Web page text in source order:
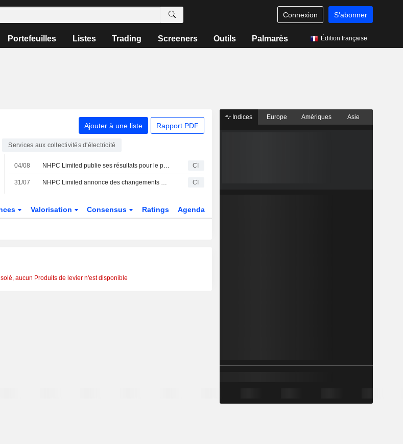
Connexion S'abonner
Portefeuilles Listes Trading Screeners Outils Palmarès Édition française
Ajouter à une liste Rapport PDF
Services aux collectivités d'électricité
04/08 NHPC Limited publie ses résultats pour le premier trimestre clos le 30 juin 2026 CI
31/07 NHPC Limited annonce des changements de direction, effectifs au 31 juillet 2026 CI
Valorisation Consensus Ratings Agenda
aucun Produits de levier n'est disponible
Indices Europe Amériques Asie